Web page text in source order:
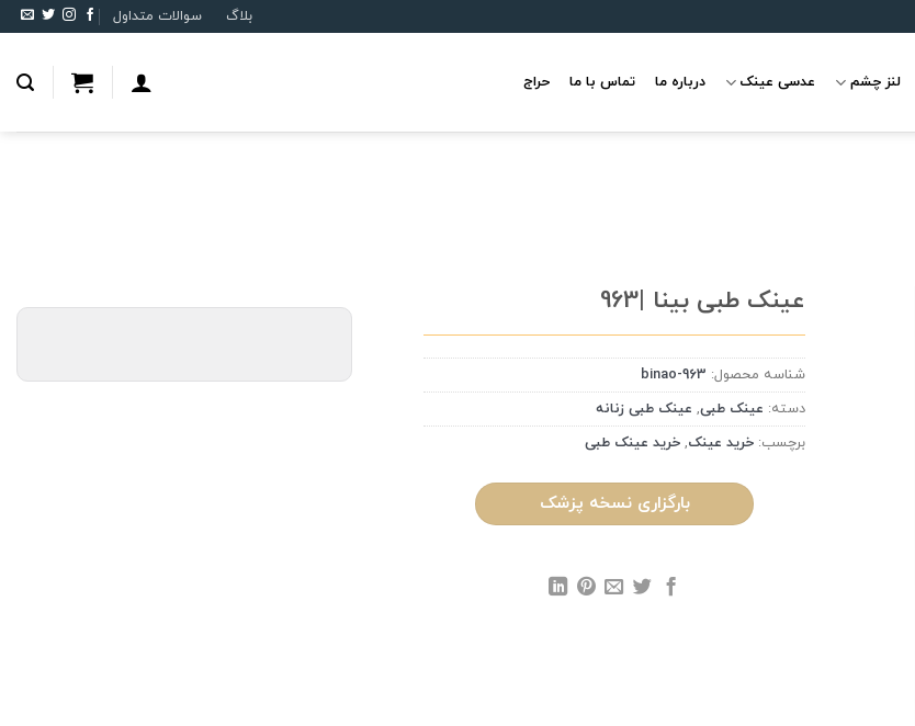
بلاگ سوالات متداول
لنز چشم عدسی عینک درباره ما تماس با ما حراج
عینک طبی بینا |963
شناسه محصول: binao-963
دسته: عینک طبی, عینک طبی زنانه
برچسب: خرید عینک, خرید عینک طبی
بارگزاری نسخه پزشک